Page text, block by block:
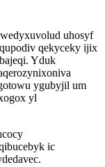
uhosyf
qekyceky ijix
Yduk
ygubyjil um
yl
ic